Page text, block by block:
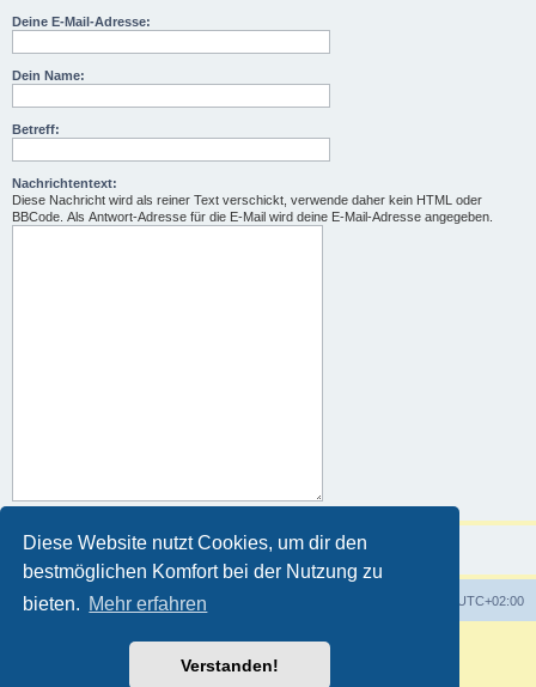
Diese Website nutzt Cookies, um dir den
bestmöglichen Komfort bei der Nutzung zu
bieten. Mehr erfahren
Verstanden!
Deine E-Mail-Adresse:
Dein Name:
Betreff:
Nachrichtentext:
Diese Nachricht wird als reiner Text verschickt, verwende daher kein HTML oder
BBCode. Als Antwort-Adresse für die E-Mail wird deine E-Mail-Adresse angegeben.
Foren-Übersicht UTC+02:00
Powered byphpBB® Forum Software © phpBB Limited
Deutsche Übersetzung durch